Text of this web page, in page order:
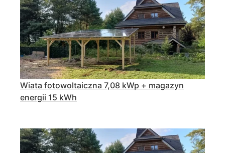
Wiata fotowoltaiczna 7,08 kWp + magazyn
energii 15 kWh